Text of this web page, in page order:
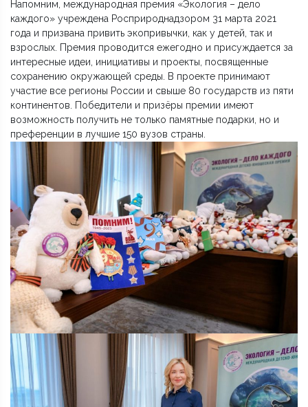
Напомним, международная премия «Экология – дело
каждого» учреждена Росприроднадзором 31 марта 2021
года и призвана привить экопривычки, как у детей, так и
взрослых. Премия проводится ежегодно и присуждается за
интересные идеи, инициативы и проекты, посвященные
сохранению окружающей среды. В проекте принимают
участие все регионы России и свыше 80 государств из пяти
континентов. Победители и призёры премии имеют
возможность получить не только памятные подарки, но и
преференции в лучшие 150 вузов страны.